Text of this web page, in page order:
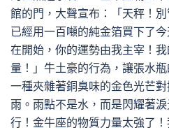
館的門，大聲宣布：「天秤！
已經用一百噸的純金箔買下了
在開始，你的運勢由我主宰！
量！」牛土豪的行為，讓張水
一種夾雜著銅臭味的金色光芒
雨。雨點不是水，而是閃耀著
行！金牛座的物質力量太強了